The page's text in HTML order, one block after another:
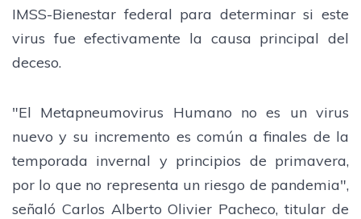
IMSS-Bienestar federal para determinar si este
virus fue efectivamente la causa principal del
deceso.
"El Metapneumovirus Humano no es un virus
nuevo y su incremento es común a finales de la
temporada invernal y principios de primavera,
por lo que no representa un riesgo de pandemia",
señaló Carlos Alberto Olivier Pacheco, titular de